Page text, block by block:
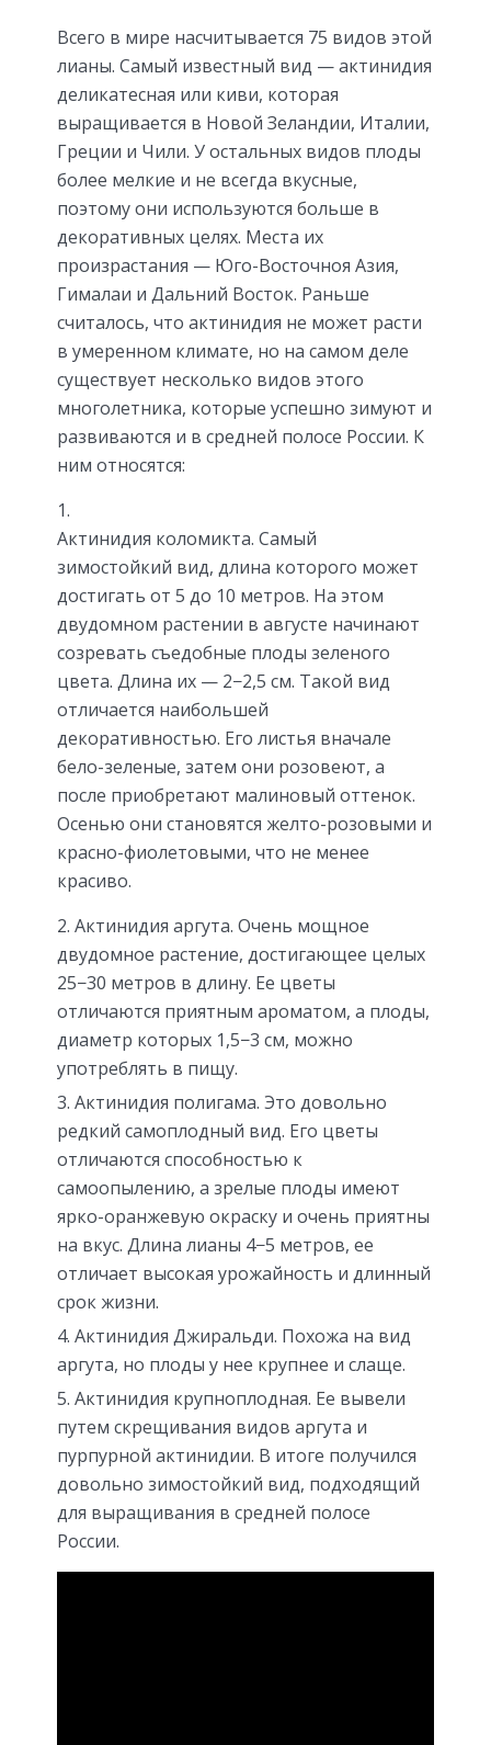
Всего в мире насчитывается 75 видов этой
лианы. Самый известный вид — актинидия
деликатесная или киви, которая
выращивается в Новой Зеландии, Италии,
Греции и Чили. У остальных видов плоды
более мелкие и не всегда вкусные,
поэтому они используются больше в
декоративных целях. Места их
произрастания — Юго-Восточноя Азия,
Гималаи и Дальний Восток. Раньше
считалось, что актинидия не может расти
в умеренном климате, но на самом деле
существует несколько видов этого
многолетника, которые успешно зимуют и
развиваются и в средней полосе России. К
ним относятся:
Актинидия коломикта. Самый
зимостойкий вид, длина которого может
достигать от 5 до 10 метров. На этом
двудомном растении в августе начинают
созревать съедобные плоды зеленого
цвета. Длина их — 2−2,5 см. Такой вид
отличается наибольшей
декоративностью. Его листья вначале
бело-зеленые, затем они розовеют, а
после приобретают малиновый оттенок.
Осенью они становятся желто-розовыми и
красно-фиолетовыми, что не менее
красиво.
Актинидия аргута. Очень мощное
двудомное растение, достигающее целых
25−30 метров в длину. Ее цветы
отличаются приятным ароматом, а плоды,
диаметр которых 1,5−3 см, можно
употреблять в пищу.
Актинидия полигама. Это довольно
редкий самоплодный вид. Его цветы
отличаются способностью к
самоопылению, а зрелые плоды имеют
ярко-оранжевую окраску и очень приятны
на вкус. Длина лианы 4−5 метров, ее
отличает высокая урожайность и длинный
срок жизни.
Актинидия Джиральди. Похожа на вид
аргута, но плоды у нее крупнее и слаще.
Актинидия крупноплодная. Ее вывели
путем скрещивания видов аргута и
пурпурной актинидии. В итоге получился
довольно зимостойкий вид, подходящий
для выращивания в средней полосе
России.